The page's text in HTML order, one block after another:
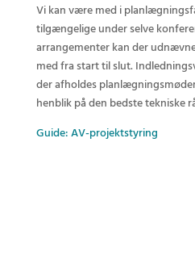
Vi kan være med i
tilgængelige under selve
arrangementer kan der
med fra start til slut.
der afholdes
henblik på den bedste tekniske
Guide: AV-projektstyring